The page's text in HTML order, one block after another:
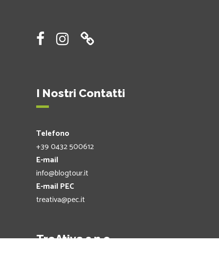
I Nostri Contatti
Telefono
+39 0432 500612
E-mail
info@blogtour.it
E-mail PEC
treativa@pec.it
TreAtiva s.n.c.